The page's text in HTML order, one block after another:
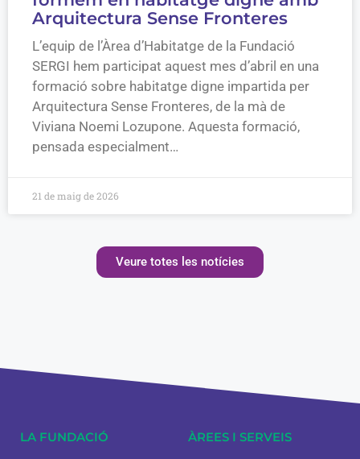
Arquitectura Sense Fronteres
L’equip de l’Àrea d’Habitatge de la Fundació
SERGI hem participat aquest mes d’abril en una
formació sobre habitatge digne impartida per
Arquitectura Sense Fronteres, de la mà de
Viviana Noemi Lozupone. Aquesta formació,
pensada especialment…
21 de maig de 2026
Veure totes les notícies
LA FUNDACIÓ ÀREES I SERVEIS